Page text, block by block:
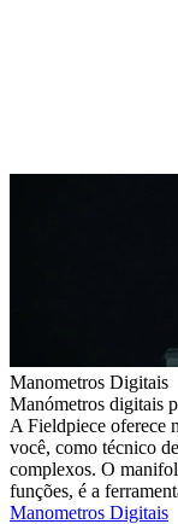
Manometros Digitais
Manómetros digitais
A Fieldpiece oferece
você, como técnico
complexos. O
funções, é a
Manometros Digitais